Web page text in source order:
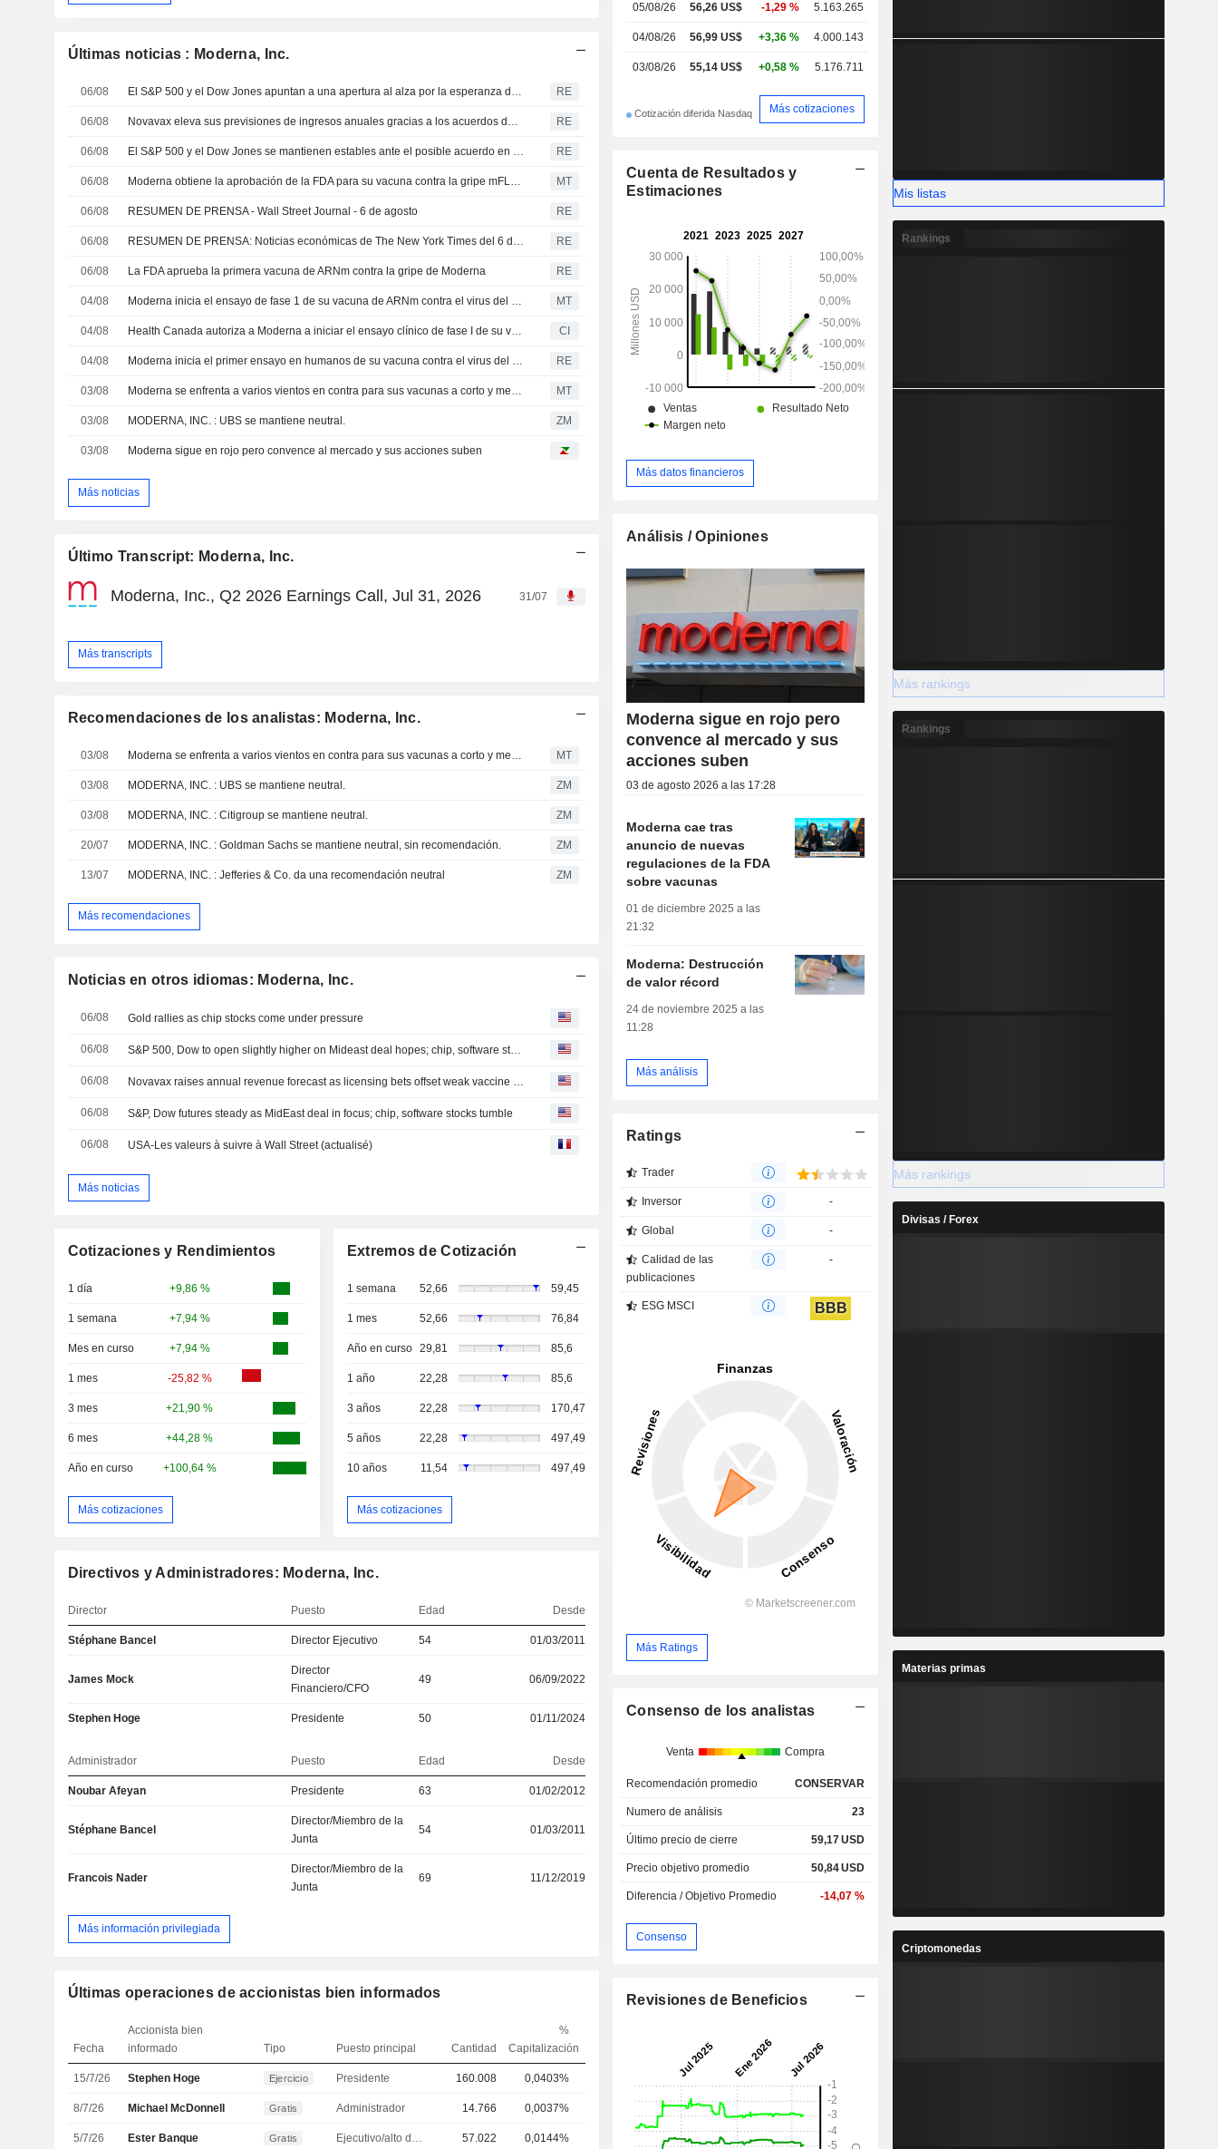
Últimas noticias : Moderna, Inc.
06/08 El S&P 500 y el Dow Jones apuntan a una apertura al alza por la esperanza de un acuerdo en Oriente Próximo; caída en los sectores de chips y software RE
06/08 Novavax eleva sus previsiones de ingresos anuales gracias a los acuerdos de licencia frente a la debilidad de la demanda de vacunas RE
06/08 El S&P 500 y el Dow Jones se mantienen estables ante el posible acuerdo en Oriente Próximo; caen los valores de chips y software RE
06/08 Moderna obtiene la aprobación de la FDA para su vacuna contra la gripe mFLUSIVA MT
06/08 RESUMEN DE PRENSA - Wall Street Journal - 6 de agosto RE
06/08 RESUMEN DE PRENSA: Noticias económicas de The New York Times del 6 de agosto RE
06/08 La FDA aprueba la primera vacuna de ARNm contra la gripe de Moderna RE
04/08 Moderna inicia el ensayo de fase 1 de su vacuna de ARNm contra el virus del Ébola Bundibugyo MT
04/08 Health Canada autoriza a Moderna a iniciar el ensayo clínico de fase I de su vacuna candidata de ARNm contra el virus de Bundibugyo CI
04/08 Moderna inicia el primer ensayo en humanos de su vacuna contra el virus del Ébola Bundibugyo RE
03/08 Moderna se enfrenta a varios vientos en contra para sus vacunas a corto y medio plazo, según RBC MT
03/08 MODERNA, INC. : UBS se mantiene neutral. ZM
03/08 Moderna sigue en rojo pero convence al mercado y sus acciones suben
Más noticias
Último Transcript: Moderna, Inc.
Moderna, Inc., Q2 2026 Earnings Call, Jul 31, 2026 31/07
Más transcripts
Recomendaciones de los analistas: Moderna, Inc.
03/08 MT
03/08 MODERNA, INC. : UBS se mantiene neutral. ZM
03/08 MODERNA, INC. : Citigroup se mantiene neutral. ZM
20/07 MODERNA, INC. : Goldman Sachs se mantiene neutral, sin recomendación. ZM
13/07 MODERNA, INC. : Jefferies & Co. da una recomendación neutral ZM
Más recomendaciones
Noticias en otros idiomas: Moderna, Inc.
06/08 Gold rallies as chip stocks come under pressure
06/08 S&P 500, Dow to open slightly higher on Mideast deal hopes; chip, software stocks tumble
06/08 Novavax raises annual revenue forecast as licensing bets offset weak vaccine demand
06/08 S&P, Dow futures steady as MidEast deal in focus; chip, software stocks tumble
06/08 USA-Les valeurs à suivre à Wall Street (actualisé)
Más noticias
Cotizaciones y Rendimientos
1 día +9,86 %
1 semana +7,94 %
Mes en curso +7,94 %
1 mes -25,82 %
3 mes +21,90 %
6 mes +44,28 %
Año en curso +100,64 %
Más cotizaciones
Extremos de Cotización
1 semana 52,66 59,45
1 mes 52,66 76,84
Año en curso 29,81 85,6
1 año 22,28 85,6
3 años 22,28 170,47
5 años 22,28 497,49
10 años 11,54 497,49
Más cotizaciones
Directivos y Administradores: Moderna, Inc.
Director Puesto Edad Desde
Stéphane Bancel Director Ejecutivo 54 01/03/2011
James Mock
Director
Financiero/CFO
49 06/09/2022
Stephen Hoge Presidente 50 01/11/2024
Administrador Puesto Edad Desde
Noubar Afeyan Presidente 63 01/02/2012
Stéphane Bancel
Director/Miembro de la
Junta
54 01/03/2011
Francois Nader
Director/Miembro de la
Junta
69 11/12/2019
Más información privilegiada
Últimas operaciones de accionistas bien informados
Fecha
Accionista bien
informado
Tipo Puesto principal Cantidad
%
Capitalización
15/7/26 Stephen Hoge Ejercicio Presidente 160.008 0,0403%
8/7/26 Michael McDonnell Gratis Administrador 14.766 0,0037%
5/7/26 Ester Banque Gratis 57.022 0,0144%
05/08/26 56,26 US$ -1,29 % 5.163.265
04/08/26 56,99 US$ +3,36 % 4.000.143
03/08/26 55,14 US$ +0,58 % 5.176.711
Cotización diferida Nasdaq Más cotizaciones
Cuenta de Resultados y
Estimaciones
Más datos financieros
Análisis / Opiniones
Moderna sigue en rojo pero
convence al mercado y sus
acciones suben
03 de agosto 2026 a las 17:28
Moderna cae tras
anuncio de nuevas
regulaciones de la FDA
sobre vacunas
01 de diciembre 2025 a las
21:32
Moderna: Destrucción
de valor récord
24 de noviembre 2025 a las
11:28
Más análisis
Ratings
Trader
Inversor -
Global -
Calidad de las
publicaciones
-
ESG MSCI BBB
Más Ratings
Consenso de los analistas
Venta Compra
Recomendación promedio CONSERVAR
Numero de análisis 23
Último precio de cierre 59,17USD
Precio objetivo promedio 50,84USD
Diferencia / Objetivo Promedio -14,07 %
Consenso
Revisiones de Beneficios
Mis listas
Rankings
Más rankings
Rankings
Más rankings
Divisas / Forex
Materias primas
Criptomonedas